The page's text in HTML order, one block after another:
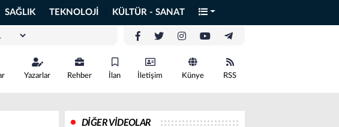
SAĞLIK TEKNOLOJİ KÜLTÜR - SANAT
Yazarlar Rehber İlan İletişim Künye RSS
DİĞER VİDEOLAR